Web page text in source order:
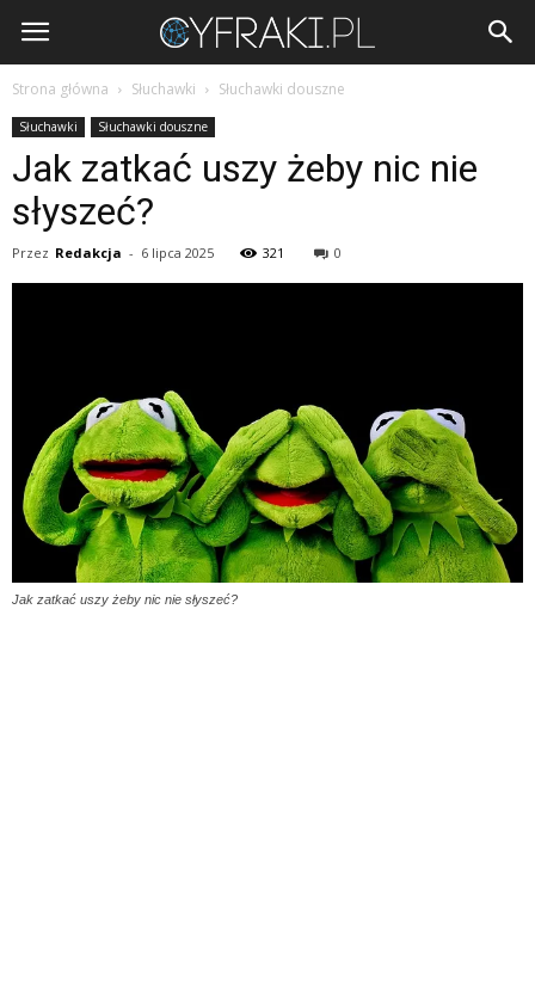
Cyfraki.pl
Strona główna Słuchawki Słuchawki douszne
Słuchawki Słuchawki douszne
Jak zatkać uszy żeby nic nie
słyszeć?
Przez Redakcja - 6 lipca 2025 321 0
Jak zatkać uszy żeby nic nie słyszeć?